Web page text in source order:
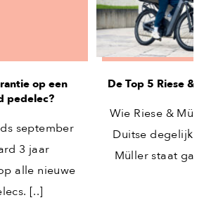
op een
pedelec?
september
3 jaar
alle nieuwe
[..]
De Top 5 Riese &
Wie Riese &
Duitse
Müller staat